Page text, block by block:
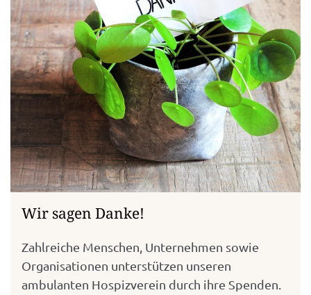
Wir sagen Danke!
Zahlreiche Menschen, Unternehmen sowie
Organisationen unterstützen unseren
ambulanten Hospizverein durch ihre Spenden.